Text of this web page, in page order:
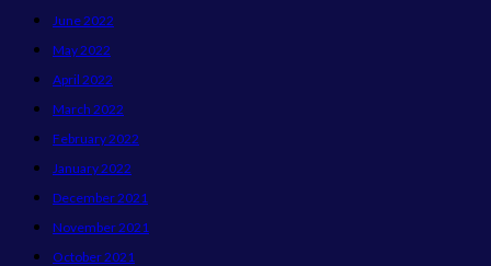
June 2022
May 2022
April 2022
March 2022
February 2022
January 2022
December 2021
November 2021
October 2021